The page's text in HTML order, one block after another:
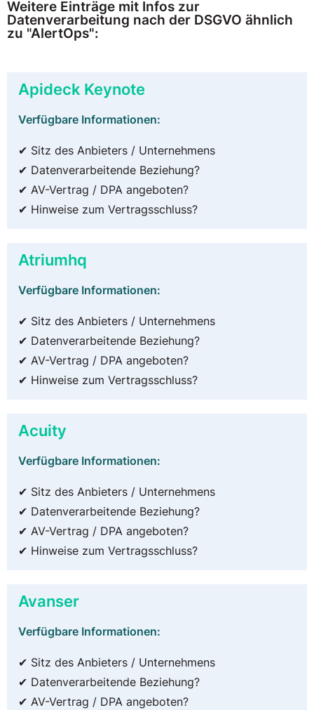
Weitere Einträge mit Infos zur
Datenverarbeitung nach der DSGVO ähnlich
zu "AlertOps":
Apideck Keynote
Verfügbare Informationen:
✔ Sitz des Anbieters / Unternehmens
✔ Datenverarbeitende Beziehung?
✔ AV-Vertrag / DPA angeboten?
✔ Hinweise zum Vertragsschluss?
Atriumhq
Verfügbare Informationen:
✔ Sitz des Anbieters / Unternehmens
✔ Datenverarbeitende Beziehung?
✔ AV-Vertrag / DPA angeboten?
✔ Hinweise zum Vertragsschluss?
Acuity
Verfügbare Informationen:
✔ Sitz des Anbieters / Unternehmens
✔ Datenverarbeitende Beziehung?
✔ AV-Vertrag / DPA angeboten?
✔ Hinweise zum Vertragsschluss?
Avanser
Verfügbare Informationen:
✔ Sitz des Anbieters / Unternehmens
✔ Datenverarbeitende Beziehung?
✔ AV-Vertrag / DPA angeboten?